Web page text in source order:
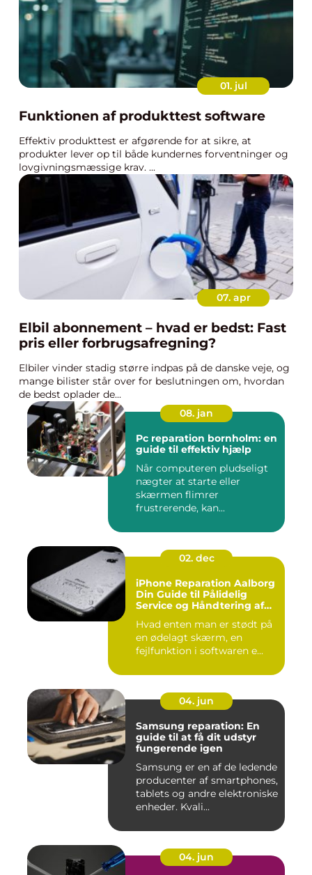
01. jul
Funktionen af produkttest software
Effektiv produkttest er afgørende for at sikre, at
produkter lever op til både kundernes forventninger og
lovgivningsmæssige krav. ...
07. apr
Elbil abonnement – hvad er bedst: Fast
pris eller forbrugsafregning?
Elbiler vinder stadig større indpas på de danske veje, og
mange bilister står over for beslutningen om, hvordan
de bedst oplader de...
08. jan
Pc reparation bornholm: en
guide til effektiv hjælp
Når computeren pludseligt
nægter at starte eller
skærmen flimrer
frustrerende, kan...
02. dec
iPhone Reparation Aalborg
Din Guide til Pålidelig
Service og Håndtering af
Hvad enten man er stødt på
en ødelagt skærm, en
fejlfunktion i softwaren e...
04. jun
Samsung reparation: En
guide til at få dit udstyr
fungerende igen
Samsung er en af de ledende
producenter af smartphones,
tablets og andre elektroniske
enheder. Kvali...
04. jun